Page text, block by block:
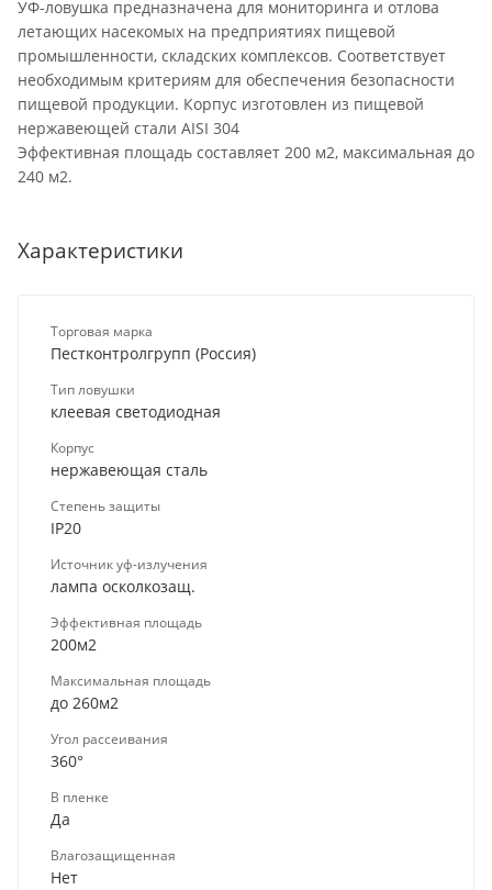
УФ-ловушка предназначена для мониторинга и отлова
летающих насекомых на предприятиях пищевой
промышленности, складских комплексов. Соответствует
необходимым критериям для обеспечения безопасности
пищевой продукции. Корпус изготовлен из пищевой
нержавеющей стали AISI 304
Эффективная площадь составляет 200 м2, максимальная до
240 м2.
Характеристики
Торговая марка
Пестконтролгрупп (Россия)
Тип ловушки
клеевая светодиодная
Корпус
нержавеющая сталь
Степень защиты
IP20
Источник уф-излучения
лампа осколкозащ.
Эффективная площадь
200м2
Максимальная площадь
до 260м2
Угол рассеивания
360°
В пленке
Да
Влагозащищенная
Нет